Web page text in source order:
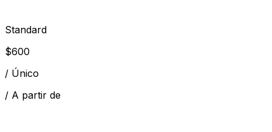
Standard
$600
/ Único
/ A partir de